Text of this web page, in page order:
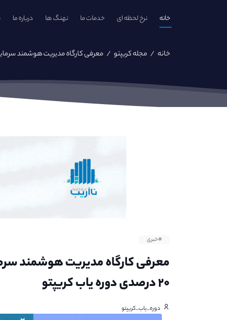
خانه نرخ لحظه ای خدمات ما نهنگ ها درباره ما
خانه / مجله کریپتو / معرفی کارگاه مدیریت هوشمند سرمایه در
#خبری
معرفی کارگاه مدیریت هوشمند
۲۰ درصدی دوره یاب کریپتو
دوره_یاب_کریپتو